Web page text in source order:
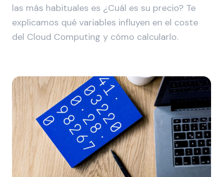
las más habituales es ¿Cuál es su precio? Te
explicamos qué variables influyen en el coste
del Cloud Computing y cómo calcularlo.